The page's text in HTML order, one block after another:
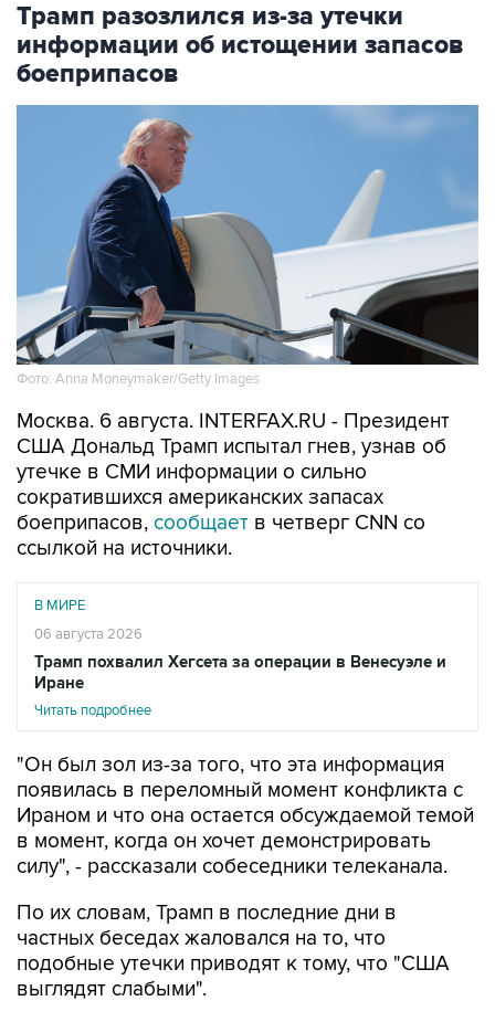
Трамп разозлился из-за утечки
информации об истощении запасов
боеприпасов
Фото: Anna Moneymaker/Getty Images
Москва. 6 августа. INTERFAX.RU - Президент
США Дональд Трамп испытал гнев, узнав об
утечке в СМИ информации о сильно
сократившихся американских запасах
боеприпасов, сообщает в четверг CNN со
ссылкой на источники.
В МИРЕ
06 августа 2026
Трамп похвалил Хегсета за операции в Венесуэле и
Иране
Читать подробнее
"Он был зол из-за того, что эта информация
появилась в переломный момент конфликта с
Ираном и что она остается обсуждаемой темой
в момент, когда он хочет демонстрировать
силу", - рассказали собеседники телеканала.
По их словам, Трамп в последние дни в
частных беседах жаловался на то, что
подобные утечки приводят к тому, что "США
выглядят слабыми".